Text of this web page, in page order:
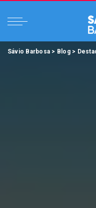
Sávio Barbosa > Blog>